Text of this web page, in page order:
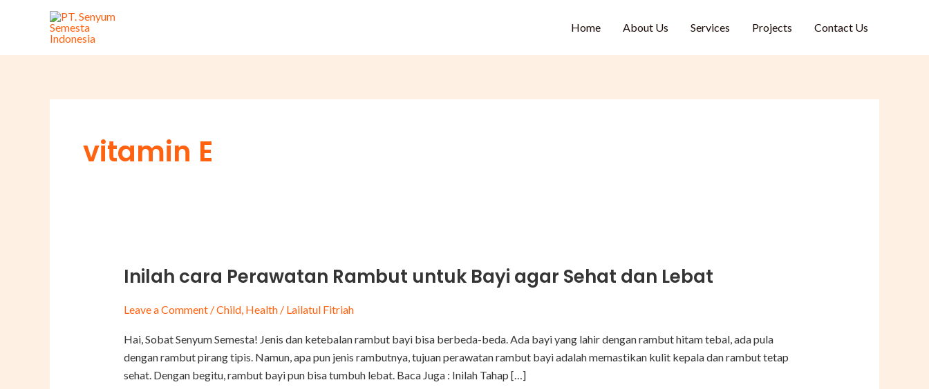
Home About Us Services Projects Contact Us
vitamin E
Inilah cara Perawatan Rambut untuk Bayi agar Sehat dan Lebat
Leave a Comment /Child, Health/ Lailatul Fitriah
Hai, Sobat Senyum Semesta! Jenis dan ketebalan rambut bayi bisa berbeda-beda. Ada bayi yang lahir dengan rambut hitam tebal, ada pula
dengan rambut pirang tipis. Namun, apa pun jenis rambutnya, tujuan perawatan rambut bayi adalah memastikan kulit kepala dan rambut tetap
sehat. Dengan begitu, rambut bayi pun bisa tumbuh lebat. Baca Juga : Inilah Tahap […]
Inilah
Perawatan
untuk
Bayi
agar